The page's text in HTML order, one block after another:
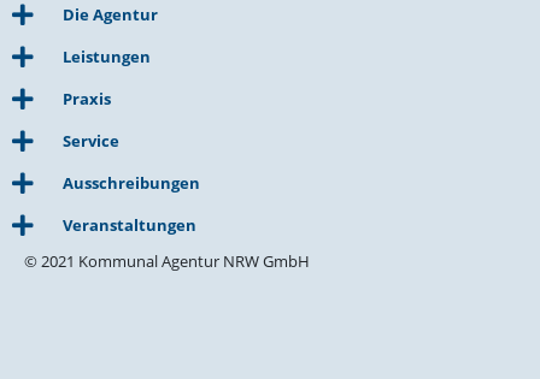
Die Agentur
Leistungen
Praxis
Service
Ausschreibungen
Veranstaltungen
© 2021 Kommunal Agentur NRW GmbH